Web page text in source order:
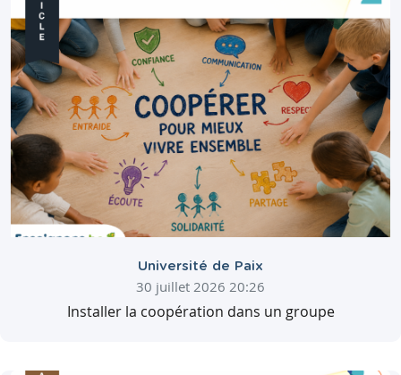
Université de Paix
30 juillet 2026 20:26
Installer la coopération dans un groupe